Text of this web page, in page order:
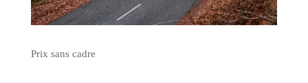
Prix sans cadre